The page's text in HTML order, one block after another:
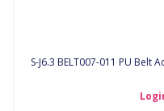
S-J6.3 BELT007-011 PU Belt